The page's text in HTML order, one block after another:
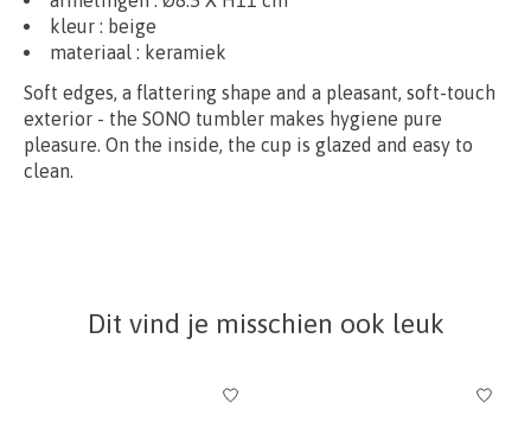
kleur : beige
materiaal : keramiek
Soft edges, a flattering shape and a pleasant, soft-touch
exterior - the SONO tumbler makes hygiene pure
pleasure. On the inside, the cup is glazed and easy to
clean.
Dit vind je misschien ook leuk
Items van productcarrousel